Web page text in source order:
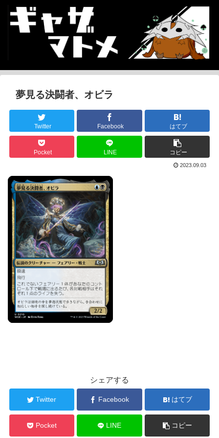
夢見る決闘者、オビラ
Twitter Facebook はてブ
Pocket LINE コピー
2023.09.03
シェアする
Twitter Facebook はてブ
Pocket LINE コピー